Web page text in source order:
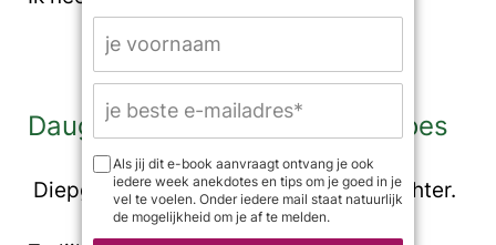
Daugthers do what Mamma does
Diepgaande gesprekken met mijn dochter.
Als jij dit e-book aanvraagt ontvang je ook
iedere week anekdotes en tips om je goed in je
vel te voelen. Onder iedere mail staat natuurlijk
de mogelijkheid om je af te melden.